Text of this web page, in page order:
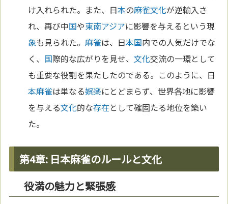
け入れられた。また、日本の麻雀文化が逆輸入さ
れ、再び中国や東南アジアに影響を与えるという現
象も見られた。 麻雀は、日本国内での人気だけでな
く、 国際的な広がりを見せ、文化交流の一環として
も重要な役割を果たしたのである。このように、日
本麻雀は単なる娯楽にとどまらず、世界各地に影響
を与える文化的な存在として確固たる地位を築い
た。
第4章: 日本麻雀のルールと文化
役満の魅力と緊張感